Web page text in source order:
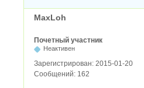
MaxLoh
Почетный участник
Неактивен
Зарегистрирован: 2015-01-20
Сообщений: 162